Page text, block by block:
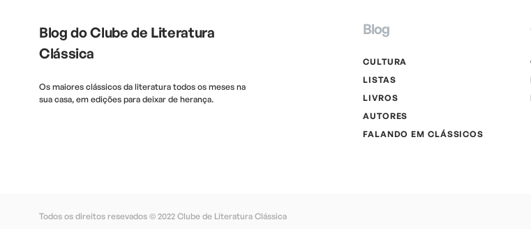
Blog do Clube de Literatura
Clássica
Os maiores clássicos da literatura todos os meses na
sua casa, em edições para deixar de herança.
Blog
CULTURA
LISTAS
LIVROS
AUTORES
FALANDO EM CLÁSSICOS
Todos os direitos resevados © 2022 Clube de Literatura Clássica